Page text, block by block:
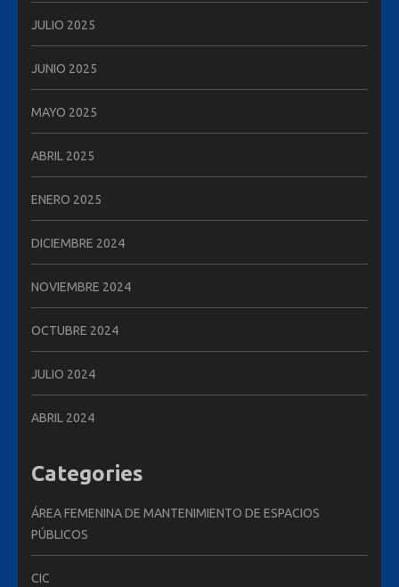
JULIO 2025
JUNIO 2025
MAYO 2025
ABRIL 2025
ENERO 2025
DICIEMBRE 2024
NOVIEMBRE 2024
OCTUBRE 2024
JULIO 2024
ABRIL 2024
Categories
ÁREA FEMENINA DE MANTENIMIENTO DE ESPACIOS
PÚBLICOS
CIC